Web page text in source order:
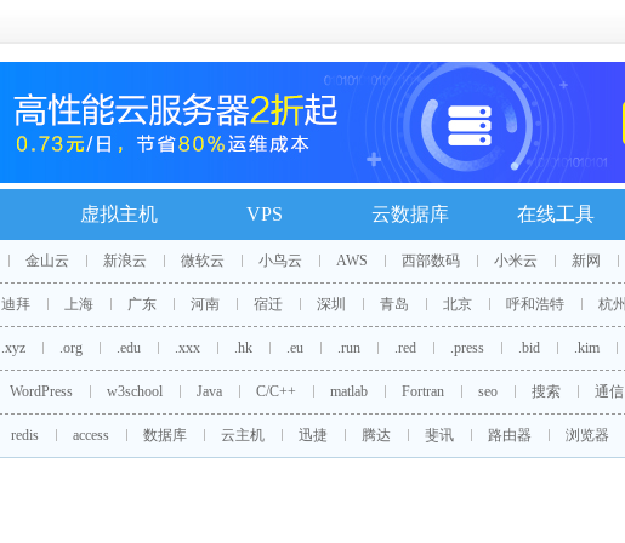
虚拟主机 VPS 云数据库 在线工具
金山云 新浪云 微软云 小鸟云 AWS 西部数码 小米云 新网
迪拜 上海 广东 河南 宿迁 深圳 青岛 北京 呼和浩特 杭州
.xyz .org .edu .xxx .hk .eu .run .red .press .bid .kim
WordPress w3school Java C/C++ matlab Fortran seo 搜索 通信
redis access 数据库 云主机 迅捷 腾达 斐讯 路由器 浏览器